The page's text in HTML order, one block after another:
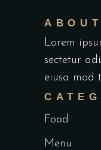
ABOUT
Lorem
sectetur
eiusa mod
Food
Menu